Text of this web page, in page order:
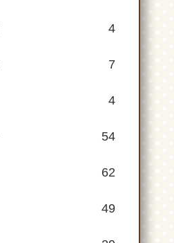
4
7
4
54
62
49